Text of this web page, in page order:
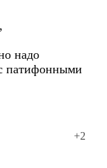
надо
патифонными
+2